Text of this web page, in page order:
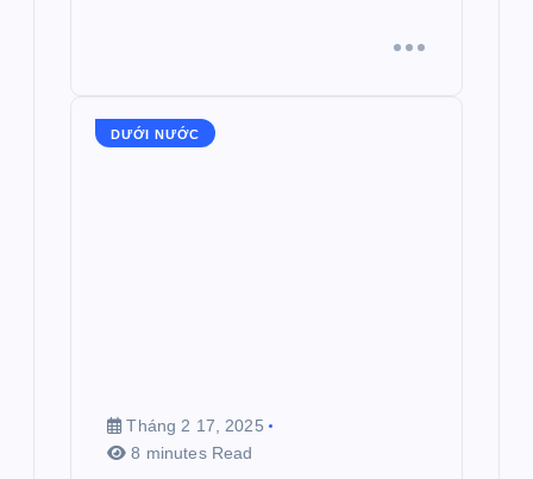
DƯỚI NƯỚC
Tháng 2 17, 2025
8 minutes Read